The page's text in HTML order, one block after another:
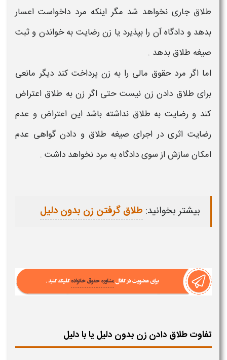
طلاق جاری نخواهد شد مگر اینکه مرد داخواست اعسار
بدهد و دادگاه آن را بپذیرد یا زن رضایت به خواندن و ثبت
صیغه طلاق بدهد .
اما اگر مرد حقوق مالی را به زنپرداخت کند دیگر مانعی
برای طلاق دادن زن نیست حتی اگر زنبه طلاق اعتراض
کند و رضایت به طلاق نداشته باشد این اعتراض و عدم
رضایتاثری در اجرای صیغه طلاق و دادن گواهی عدم
امکان سازش از سوی دادگاه به مرد نخواهد داشت .
بیشتر بخوانید: طلاق گرفتن زن بدون دلیل
تفاوت طلاق دادن زن بدون دلیل یا با دلیل